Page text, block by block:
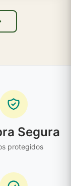
Segura
protegidos